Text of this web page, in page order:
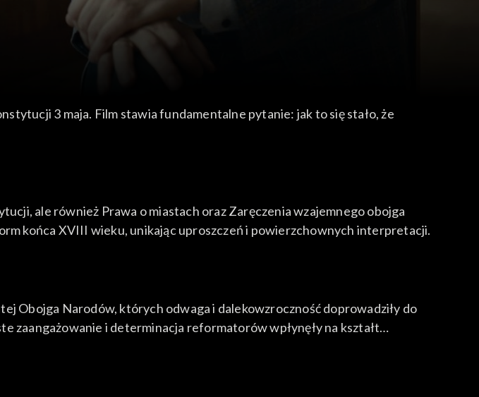
3 maja. Film stawia fundamentalne pytanie: jak to się stało, że
ale również Prawa o miastach oraz Zaręczenia wzajemnego obojga
końca XVIII wieku, unikając uproszczeń i powierzchownych interpretacji.
Obojga Narodów, których odwaga i dalekowzroczność doprowadziły do
zaangażowanie i determinacja reformatorów wpłynęły na kształt